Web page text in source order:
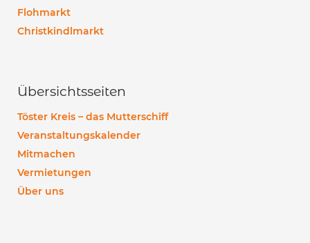
Flohmarkt
Christkindlmarkt
Übersichtsseiten
Töster Kreis – das Mutterschiff
Veranstaltungskalender
Mitmachen
Vermietungen
Über uns